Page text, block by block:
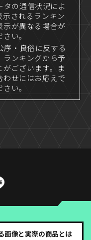
の通信状況によ
示されるランキン
示が異なる場合が
い。
・良俗に反する
ランキングから予
ございます。ま
わせにはお応えで
い。
画像と実際の商品とは